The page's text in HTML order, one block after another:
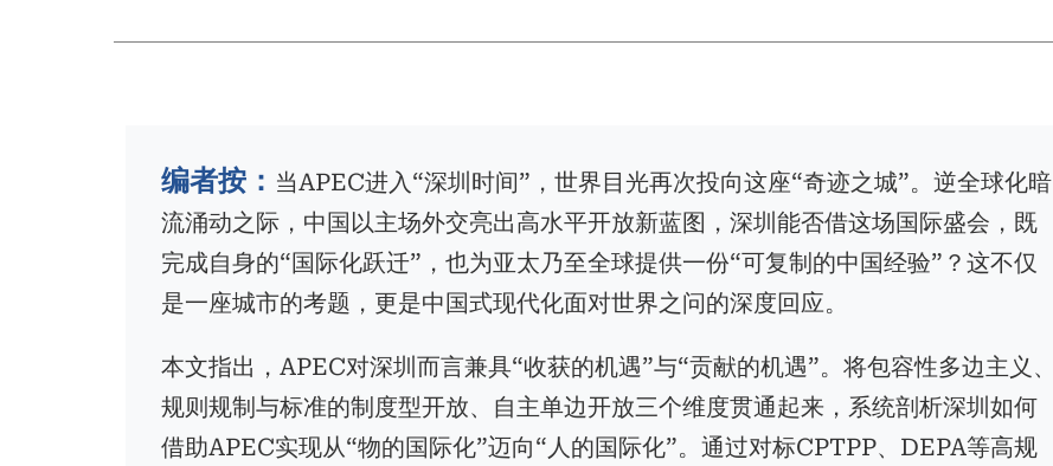
编者按： 当APEC进入“深圳时间”，世界目光再次投向这座“奇迹之城”。逆全球化暗
流涌动之际，中国以主场外交亮出高水平开放新蓝图，深圳能否借这场国际盛会，既
完成自身的“国际化跃迁”，也为亚太乃至全球提供一份“可复制的中国经验”？这不仅
是一座城市的考题，更是中国式现代化面对世界之问的深度回应。
本文指出，APEC对深圳而言兼具“收获的机遇”与“贡献的机遇”。将包容性多边主义、
规则规制与标准的制度型开放、自主单边开放三个维度贯通起来，系统剖析深圳如何
借助APEC实现从“物的国际化”迈向“人的国际化”。通过对标CPTPP、DEPA等高规